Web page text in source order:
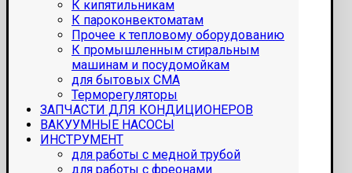
К кипятильникам
К пароконвектоматам
Прочее к тепловому оборудованию
К промышленным стиральным
машинам и посудомойкам
для бытовых СМА
Терморегуляторы
ЗАПЧАСТИ ДЛЯ КОНДИЦИОНЕРОВ
ВАКУУМНЫЕ НАСОСЫ
ИНСТРУМЕНТ
для работы с медной трубой
для работы с фреонами